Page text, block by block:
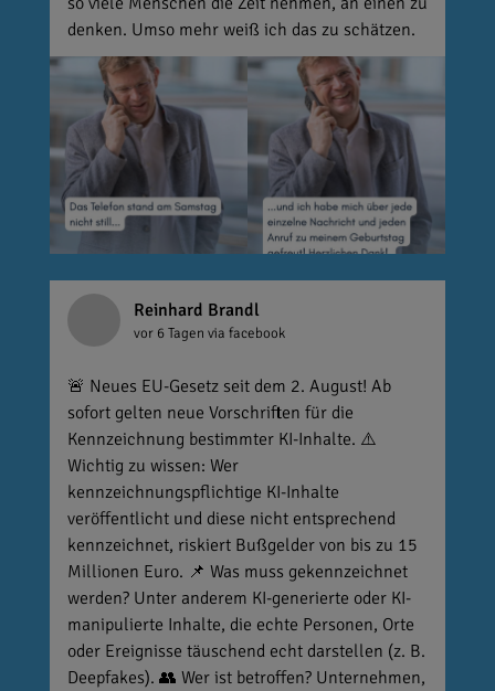
denken. Umso mehr weiß ich das zu schätzen.
Reinhard Brandl
vor 6 Tagen via facebook
🚨 Neues EU-Gesetz seit dem 2. August! Ab
sofort gelten neue Vorschriften für die
Kennzeichnung bestimmter KI-Inhalte. ⚠️
Wichtig zu wissen: Wer
kennzeichnungspflichtige KI-Inhalte
veröffentlicht und diese nicht entsprechend
kennzeichnet, riskiert Bußgelder von bis zu 15
Millionen Euro. 📌 Was muss gekennzeichnet
werden? Unter anderem KI-generierte oder KI-
manipulierte Inhalte, die echte Personen, Orte
oder Ereignisse täuschend echt darstellen (z. B.
Deepfakes). 👥 Wer ist betroffen? Unternehmen,